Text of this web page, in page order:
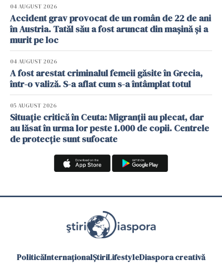
04 AUGUST 2026
Accident grav provocat de un român de 22 de ani
în Austria. Tatăl său a fost aruncat din mașină și a
murit pe loc
04 AUGUST 2026
A fost arestat criminalul femeii găsite în Grecia,
într-o valiză. S-a aflat cum s-a întâmplat totul
05 AUGUST 2026
Situație critică în Ceuta: Migranții au plecat, dar
au lăsat în urma lor peste 1.000 de copii. Centrele
de protecție sunt sufocate
PoliticăInternaționalȘtiriLifestyleDiaspora creativă